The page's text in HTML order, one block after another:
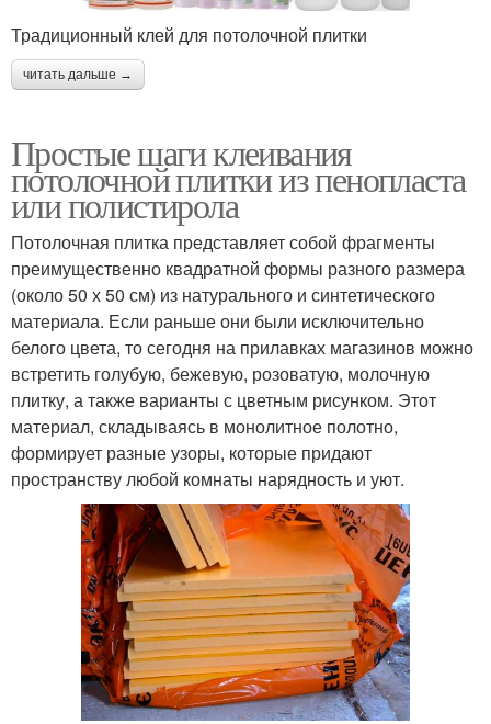
Традиционный клей для потолочной плитки
читать дальше →
Простые шаги клеивания
потолочной плитки из пенопласта
или полистирола
Потолочная плитка представляет собой фрагменты
преимущественно квадратной формы разного размера
(около 50 х 50 см) из натурального и синтетического
материала. Если раньше они были исключительно
белого цвета, то сегодня на прилавках магазинов можно
встретить голубую, бежевую, розоватую, молочную
плитку, а также варианты с цветным рисунком. Этот
материал, складываясь в монолитное полотно,
формирует разные узоры, которые придают
пространству любой комнаты нарядность и уют.